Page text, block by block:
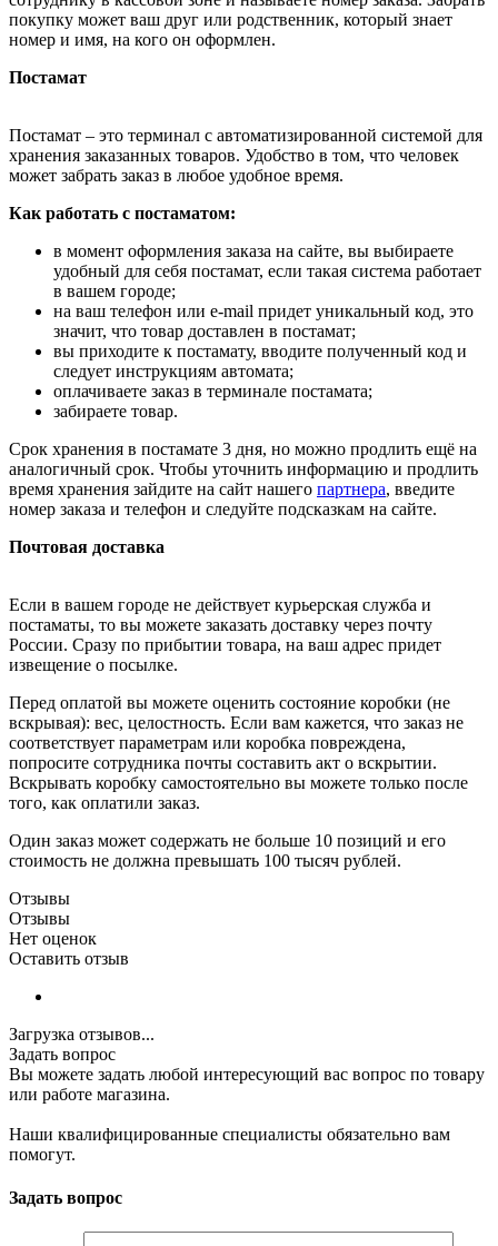
покупку может ваш друг или родственник, который знает
номер и имя, на кого он оформлен.
Постамат
Постамат – это терминал с автоматизированной системой для
хранения заказанных товаров. Удобство в том, что человек
может забрать заказ в любое удобное время.
Как работать с постаматом:
в момент оформления заказа на сайте, вы выбираете
удобный для себя постамат, если такая система работает
в вашем городе;
на ваш телефон или e-mail придет уникальный код, это
значит, что товар доставлен в постамат;
вы приходите к постамату, вводите полученный код и
следует инструкциям автомата;
оплачиваете заказ в терминале постамата;
забираете товар.
Срок хранения в постамате 3 дня, но можно продлить ещё на
аналогичный срок. Чтобы уточнить информацию и продлить
время хранения зайдите на сайт нашего партнера, введите
номер заказа и телефон и следуйте подсказкам на сайте.
Почтовая доставка
Если в вашем городе не действует курьерская служба и
постаматы, то вы можете заказать доставку через почту
России. Сразу по прибытии товара, на ваш адрес придет
извещение о посылке.
Перед оплатой вы можете оценить состояние коробки (не
вскрывая): вес, целостность. Если вам кажется, что заказ не
соответствует параметрам или коробка повреждена,
попросите сотрудника почты составить акт о вскрытии.
Вскрывать коробку самостоятельно вы можете только после
того, как оплатили заказ.
Один заказ может содержать не больше 10 позиций и его
стоимость не должна превышать 100 тысяч рублей.
Отзывы
Отзывы
Нет оценок
Оставить отзыв
Загрузка отзывов...
Задать вопрос
Вы можете задать любой интересующий вас вопрос по товару
или работе магазина.
Наши квалифицированные специалисты обязательно вам
помогут.
Задать вопрос